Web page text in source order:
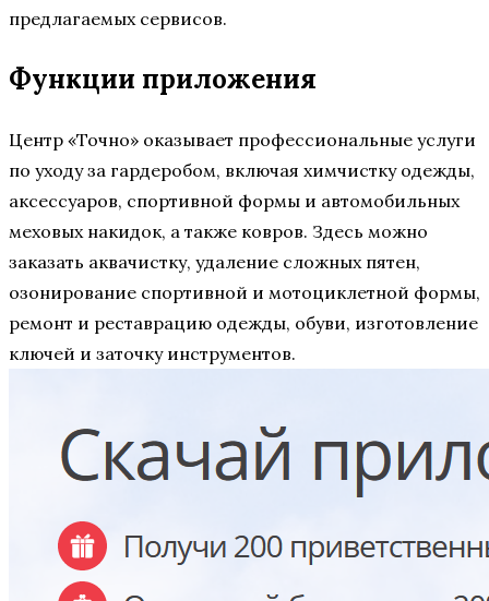
предлагаемых сервисов.
Функции приложения
Центр «Точно» оказывает профессиональные услуги
по уходу за гардеробом, включая химчистку одежды,
аксессуаров, спортивной формы и автомобильных
меховых накидок, а также ковров. Здесь можно
заказать аквачистку, удаление сложных пятен,
озонирование спортивной и мотоциклетной формы,
ремонт и реставрацию одежды, обуви, изготовление
ключей и заточку инструментов.